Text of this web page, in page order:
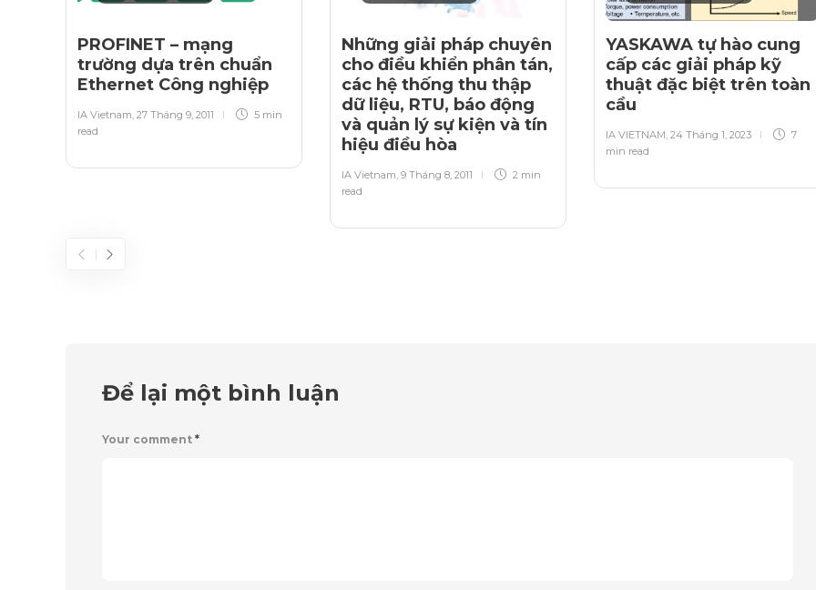
PROFINET – mạng
trường dựa trên chuẩn
Ethernet Công nghiệp
IA Vietnam 27 Tháng 9, 2011
5 min
read
Những giải pháp chuyên
cho điều khiển phân tán,
các hệ thống thu thập
dữ liệu, RTU, báo động
và quản lý sự kiện và tín
hiệu điều hòa
IA Vietnam 9 Tháng 8, 2011
2 min
read
YASKAWA tự hào cung
cấp các giải pháp kỹ
thuật đặc biệt trên toàn
cầu
IA VIETNAM 24 Tháng 1, 2023
7
min read
Để lại một bình luận
Your comment *